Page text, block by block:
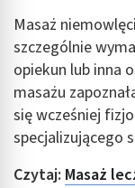
Masaż
szczególnie
opiekun lub inna
masażu
się wcześniej
specjalizującego
Czytaj: Masaż